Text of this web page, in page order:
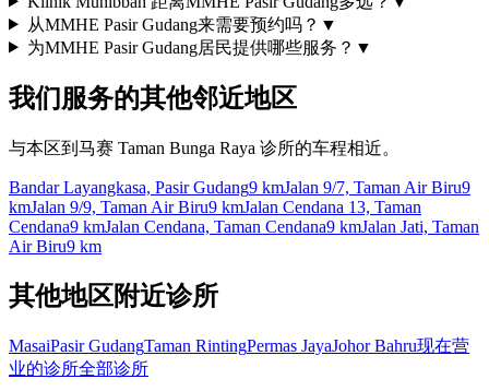
从MMHE Pasir Gudang来需要预约吗？ ▼
为MMHE Pasir Gudang居民提供哪些服务？ ▼
我们服务的其他邻近地区
与本区到马赛 Taman Bunga Raya 诊所的车程相近。
Bandar Layangkasa, Pasir Gudang9 kmJalan 9/7, Taman Air Biru9
kmJalan 9/9, Taman Air Biru9 kmJalan Cendana 13, Taman
Cendana9 kmJalan Cendana, Taman Cendana9 kmJalan Jati, Taman
Air Biru9 km
其他地区附近诊所
MasaiPasir GudangTaman RintingPermas JayaJohor Bahru现在营
业的诊所全部诊所